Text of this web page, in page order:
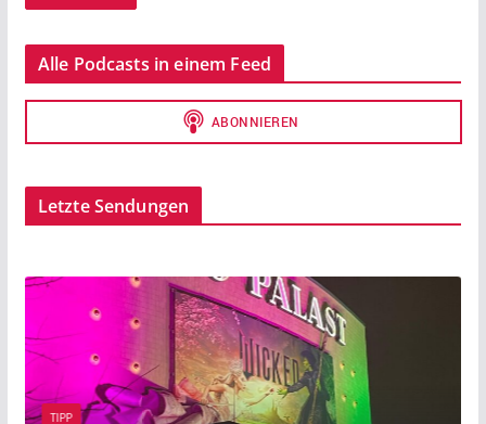
Alle Podcasts in einem Feed
Letzte Sendungen
TIPP